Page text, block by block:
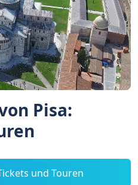
Pisa:
und Touren